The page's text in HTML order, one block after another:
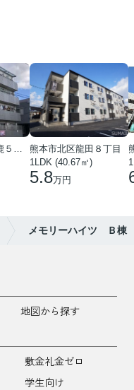
熊本市北区龍田８丁目
1LDK (40.67㎡)
5.8万円
メモリーハイツ Ｂ棟
地図から探す
敷金礼金ゼロ
学生向け